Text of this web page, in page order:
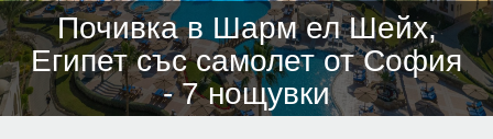
Почивка в Шарм ел Шейх,
Египет със самолет от София
- 7 нощувки